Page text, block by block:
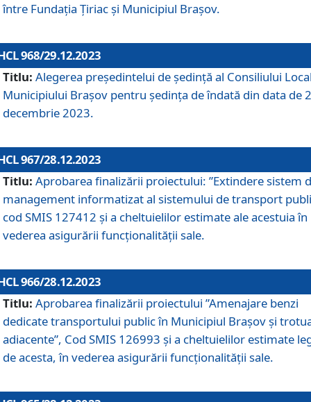
între Fundația Țiriac și Municipiul Brașov.
968/29.12.2023
Titlu: Alegerea preşedintelui de şedinţă al Consiliului
Municipiului Braşov pentru ședința de îndată din data de
decembrie 2023.
967/28.12.2023
Titlu: Aprobarea finalizării proiectului: ”Extindere sistem
management informatizat al sistemului de transport
cod SMIS 127412 și a cheltuielilor estimate ale acestuia în
vederea asigurării funcționalității sale.
966/28.12.2023
Titlu: Aprobarea finalizării proiectului ”Amenajare benzi
dedicate transportului public în Municipiul Brașov şi
adiacente”, Cod SMIS 126993 și a cheltuielilor estimate
de acesta, în vederea asigurării funcționalității sale.